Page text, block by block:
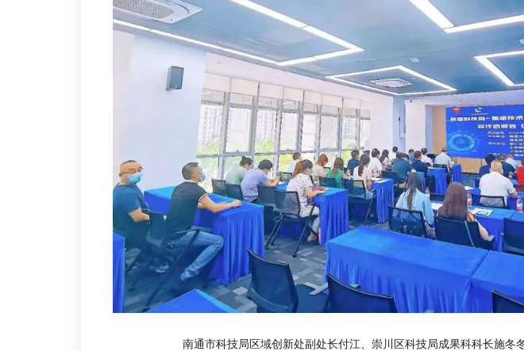
南通市科技局区域创新处副处长付江、崇川区科技局成果科科长施冬